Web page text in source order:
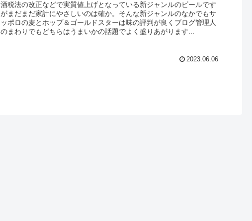
酒税法の改正などで実質値上げとなっている新ジャンルのビールです
がまだまだ家計にやさしいのは確か。そんな新ジャンルのなかでもサ
ッポロの麦とホップ＆ゴールドスターは味の評判が良くブログ管理人
のまわりでもどちらはうまいかの話題でよく盛りあがります...
2023.06.06